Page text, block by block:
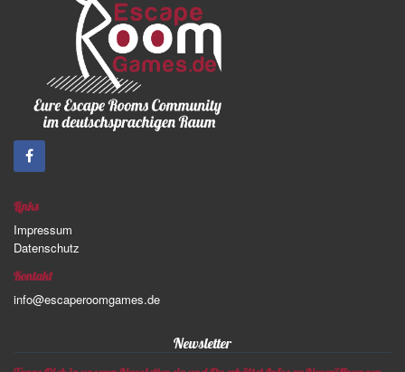
Links
Impressum
Datenschutz
Kontakt
info@escaperoomgames.de
Newsletter